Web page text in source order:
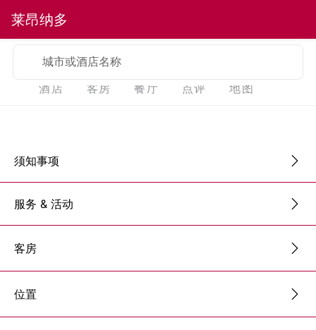
莱昂纳多
城市或酒店名称
酒店 客房 餐厅 点评 地图
须知事项
服务 & 活动
客房
位置